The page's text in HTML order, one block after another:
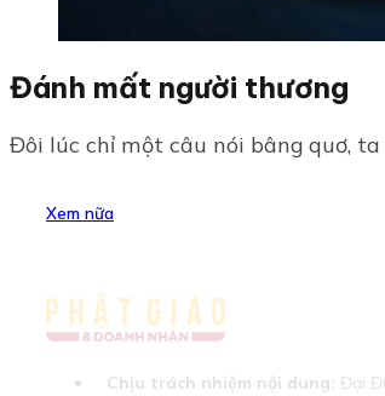
Đánh mất người thương
Đôi lúc chỉ một câu nói bâng quơ,
Xem nữa
Chịu trách nhiệm nội dung: Đại